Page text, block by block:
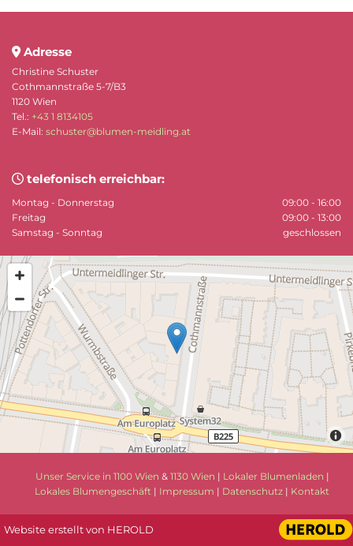
Adresse
Christine Schuster
Cothmannstraße 5-7/B3
1120 Wien
Tel.: +43 1 8134105
E-Mail: schuster@blumen-meidling.at
 telefonisch erreichbar:
Montag - Donnerstag
09:00 - 16:00
Freitag
09:00 - 13:00
Samstag - Sonntag
geschlossen
Unser Service in 1100 Wien & 1130 Wien | Lokaler Blumenladen |
Lokales Blumengeschäft | Impressum | Datenschutz | Kontakt
Website erstellt von HEROLD